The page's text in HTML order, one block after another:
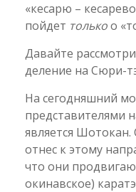
«кесарю –
пойдет толькоо
Давайте
деление на Сюри-
На сегодняшний
представителями
является
отнес к этому
что они
окинавское)